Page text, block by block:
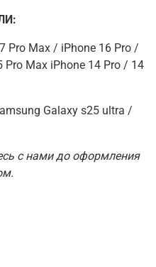
Pro Max / iPhone 16 Pro /
Pro Max iPhone 14 Pro / 14
Galaxy s25 ultra /
с нами до оформления